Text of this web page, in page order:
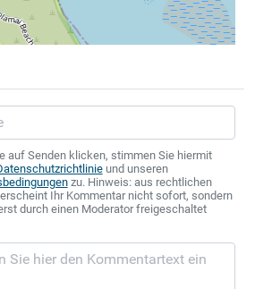
auf Senden klicken, stimmen Sie hiermit
und unseren
zu. Hinweis: aus rechtlichen
Ihr Kommentar nicht sofort, sondern
durch einen Moderator freigeschaltet